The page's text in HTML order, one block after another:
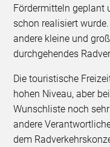
Fördermitteln geplant
schon realisiert
andere kleine und
durchgehendes
Die touristische
hohen Niveau, aber
Wunschliste noch
andere
dem